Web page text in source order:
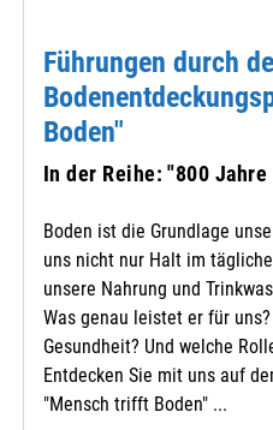
Führungen durch
Boden"
In der Reihe: "800
Boden ist die Grundlage
uns nicht nur Halt im
unsere Nahrung und
Was genau leistet er für
Gesundheit? Und welche
Entdecken Sie mit uns auf
"Mensch trifft Boden" ...